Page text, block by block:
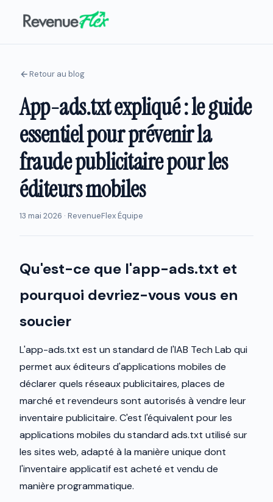
Retour au blog
App-ads.txt expliqué : le guide
essentiel pour prévenir la
fraude publicitaire pour les
éditeurs mobiles
13 mai 2026 · RevenueFlex Équipe
Qu'est-ce que l'app-ads.txt et
pourquoi devriez-vous vous en
soucier
L'app-ads.txt est un standard de l'IAB Tech Lab qui
permet aux éditeurs d'applications mobiles de
déclarer quels réseaux publicitaires, places de
marché et revendeurs sont autorisés à vendre leur
inventaire publicitaire. C'est l'équivalent pour les
applications mobiles du standard ads.txt utilisé sur
les sites web, adapté à la manière unique dont
l'inventaire applicatif est acheté et vendu de
manière programmatique.